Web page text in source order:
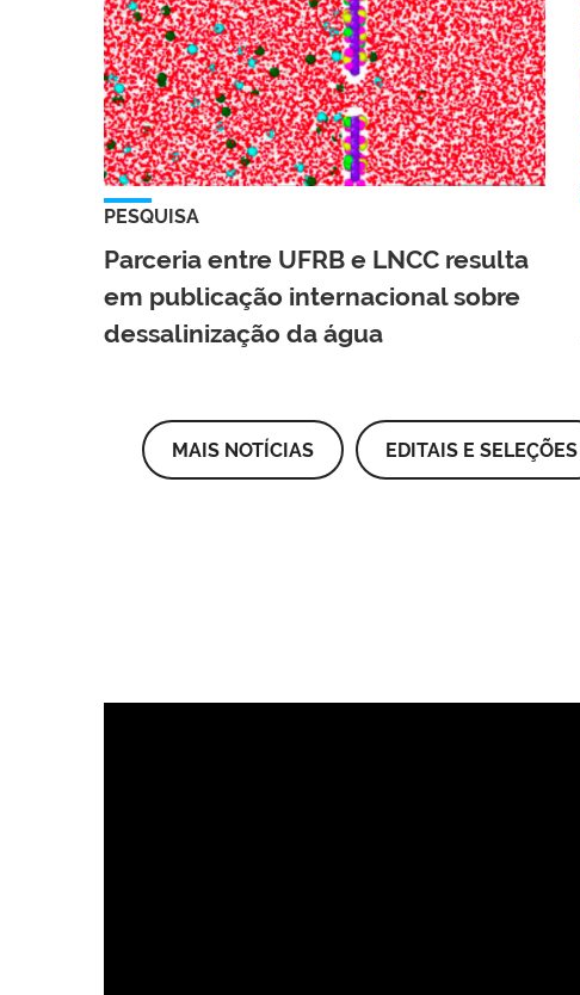
PESQUISA
Parceria entre UFRB e LNCC resulta
em publicação internacional sobre
dessalinização da água
MAIS NOTÍCIAS EDITAIS E SELEÇÕES